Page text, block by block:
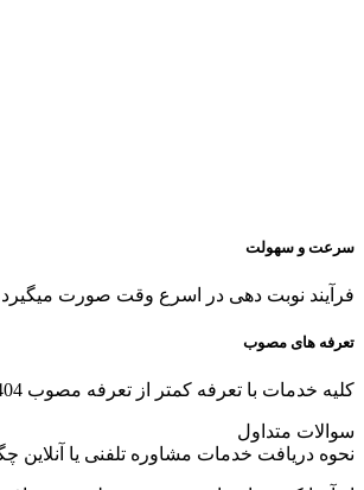
سرعت و سهولت
فرآیند نوبت دهی در اسرع وقت صورت میگیرد و حداکثر طی 10دقیقه به تراپیست مجرب در
تعرفه های مصوب
کلیه خدمات با تعرفه کمتر از تعرفه مصوب 1404 انجام میشود. همچنین تمامی مشاورین بیش از 10سال تجربه کاری دارند.
سوالات متداول
نحوه دریافت خدمات مشاوره تلفنی یا آنلاین